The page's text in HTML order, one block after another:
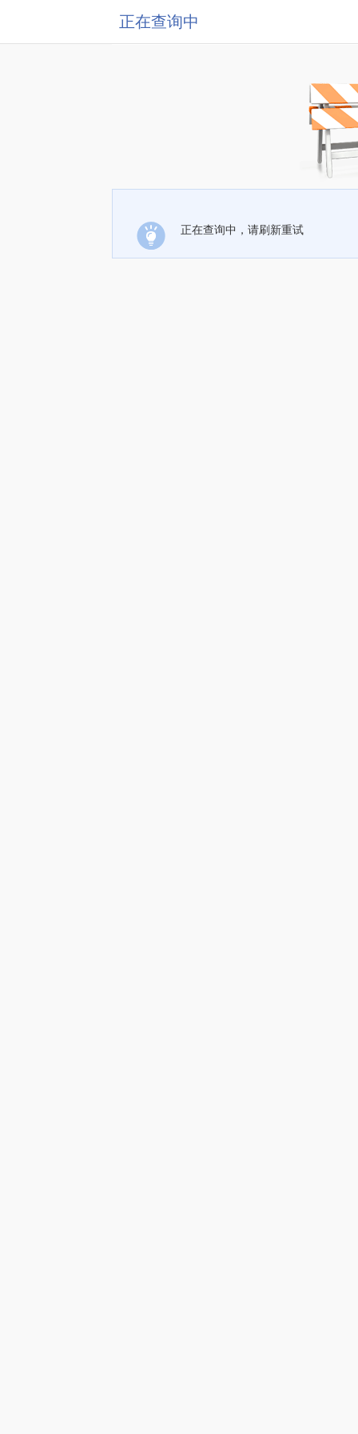
正在查询中
正在查询中，请刷新重试